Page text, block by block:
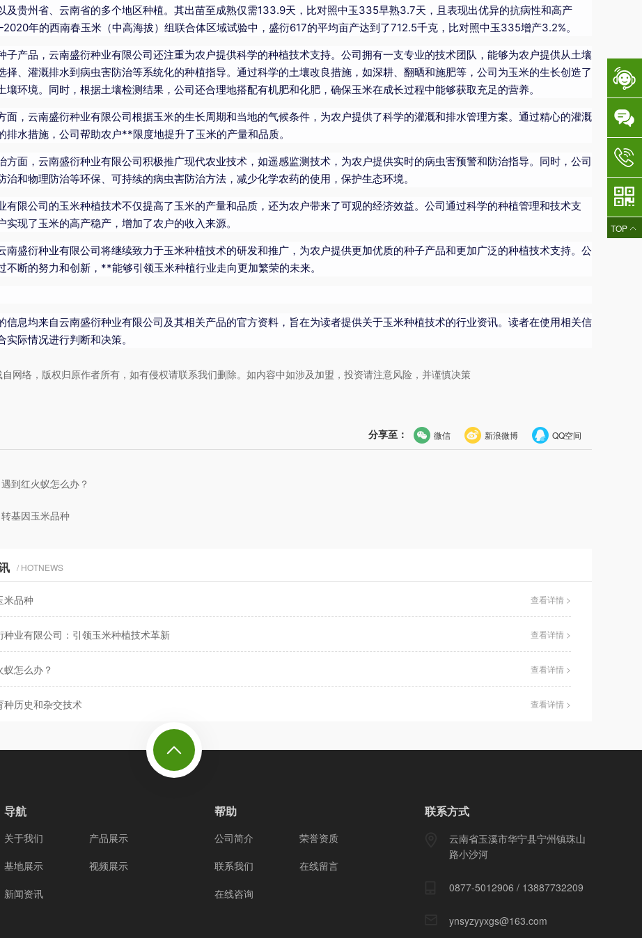
及贵州省、云南省的多个地区种植。其出苗至成熟仅需133.9天，比对照中玉335早熟3.7天，且表现出优异的抗病性和高产
年的西南春玉米（中高海拔）组联合体区域试验中，盛衍617的平均亩产达到了712.5千克，比对照中玉335增产3.2%。
子产品，云南盛衍种业有限公司还注重为农户提供科学的种植技术支持。公司拥有一支专业的技术团队，能够为农户提供从土壤
择、灌溉排水到病虫害防治等系统化的种植指导。通过科学的土壤改良措施，如深耕、翻晒和施肥等，公司为玉米的生长创造了
壤环境。同时，根据土壤检测结果，公司还合理地搭配有机肥和化肥，确保玉米在成长过程中能够获取充足的营养。
面，云南盛衍种业有限公司根据玉米的生长周期和当地的气候条件，为农户提供了科学的灌溉和排水管理方案。通过精心的灌溉
排水措施，公司帮助农户**限度地提升了玉米的产量和品质。
方面，云南盛衍种业有限公司积极推广现代农业技术，如遥感监测技术，为农户提供实时的病虫害预警和防治指导。同时，公司
治和物理防治等环保、可持续的病虫害防治方法，减少化学农药的使用，保护生态环境。
有限公司的玉米种植技术不仅提高了玉米的产量和品质，还为农户带来了可观的经济效益。公司通过科学的种植管理和技术支
实现了玉米的高产稳产，增加了农户的收入来源。
南盛衍种业有限公司将继续致力于玉米种植技术的研发和推广，为农户提供更加优质的种子产品和更加广泛的种植技术支持。公
不断的努力和创新，**能够引领玉米种植行业走向更加繁荣的未来。
信息均来自云南盛衍种业有限公司及其相关产品的官方资料，旨在为读者提供关于玉米种植技术的行业资讯。读者在使用相关信
实际情况进行判断和决策。
网络，版权归原作者所有，如有侵权请联系我们删除。如内容中如涉及加盟，投资请注意风险，并谨慎决策
分享至： 微信 新浪微博 QQ空间
遇到红火蚁怎么办？
转基因玉米品种
/ HOTNEWS
米品种 查看详情 >
种业有限公司：引领玉米种植技术革新 查看详情 >
蚁怎么办？ 查看详情 >
种历史和杂交技术 查看详情 >
导航
关于我们
产品展示
基地展示
视频展示
新闻资讯
帮助
公司简介
荣誉资质
联系我们
在线留言
在线咨询
联系方式
云南省玉溪市华宁县宁州镇珠山
路小沙河
0877-5012906 / 13887732209
ynsyzyyxgs@163.com
TOP